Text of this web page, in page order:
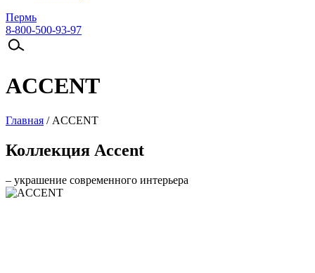
Пермь
8-800-500-93-97
ACCENT
Главная / ACCENT
Коллекция Accent
– украшение современного интерьера